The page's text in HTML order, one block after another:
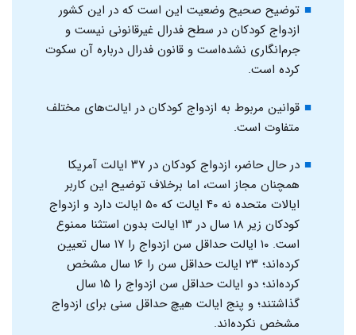
توضیح صحیح وضعیت این است که در این کشور
ازدواج کودکان در سطح فدرال غیرقانونی نیست و
جرم‌انگاری نشده‌است و قانون فدرال درباره آن سکوت
کرده است.
قوانین مربوط به ازدواج کودکان در ایالت‌های مختلف
متفاوت است.
در حال حاضر، ازدواج کودکان در ۳۷ ایالت آمریکا
همچنان مجاز است، اما برخلاف توضیح این کاربر
ایالات متحده نه ۴۰ ایالت که ۵۰ ایالت دارد و ازدواج
کودکان زیر ۱۸ سال در ۱۳ ایالت بدون استثنا ممنوع
است. ۱۰ ایالت حداقل سن ازدواج را ۱۷ سال تعیین
کرده‌اند؛ ۲۳ ایالت حداقل سن را ۱۶ سال مشخص
کرده‌اند؛ دو ایالت حداقل سن ازدواج را ۱۵ سال
گذاشتند؛ و پنج ایالت هیچ حداقل سنی برای ازدواج
مشخص نکرده‌اند.